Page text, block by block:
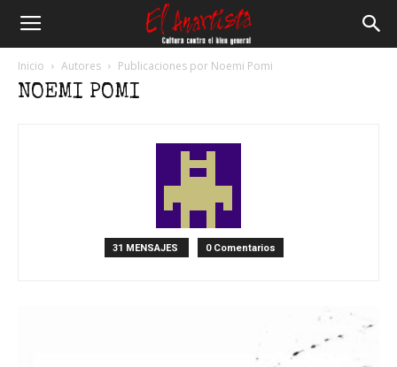
Inicio Autores Publicaciones por Noemi Pomi
NOEMI POMI
31 MENSAJES 0 Comentarios